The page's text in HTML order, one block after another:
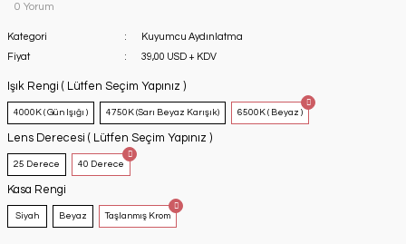
0 Yorum
Kategori
Kuyumcu Aydınlatma
Fiyat
39,00 USD + KDV
Işık Rengi ( Lütfen Seçim Yapınız )
4000K ( Gün Işığı ) 4750K (Sarı Beyaz Karışık) 6500K ( Beyaz )
Lens Derecesi ( Lütfen Seçim Yapınız )
25 Derece 40 Derece
Kasa Rengi
Siyah Beyaz Taşlanmış Krom